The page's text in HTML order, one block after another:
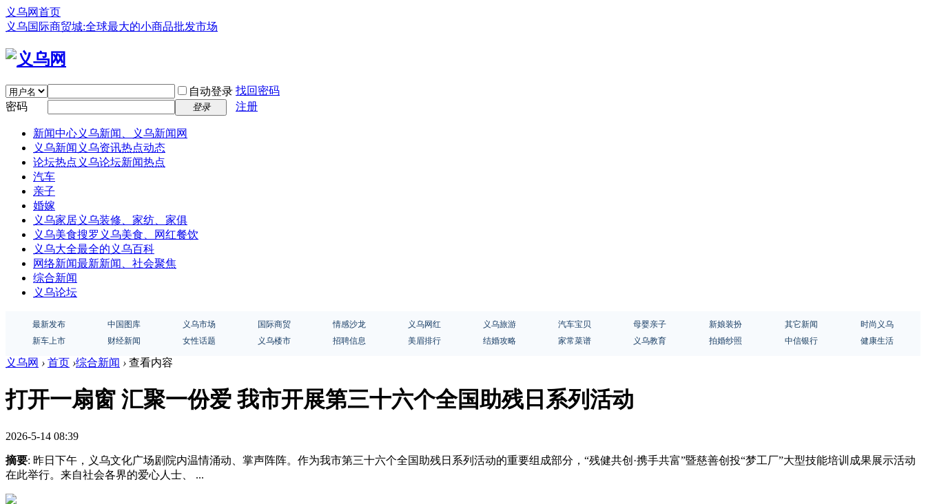
义乌网首页
义乌国际商贸城:全球最大的小商品批发市场
自动登录 找回密码
密码
登录 注册
新闻中心义乌新闻、义乌新闻网
义乌新闻 义乌资讯热点动态
论坛热点 义乌论坛新闻热点
汽车
亲子
婚嫁
义乌家居义乌装修、家纺、家俱
义乌美食搜罗义乌美食、网红餐饮
义乌大全最全的义乌百科
网络新闻最新新闻、社会聚焦
综合新闻
义乌论坛
最新发布 中国图库 义乌市场 国际商贸 情感沙龙 义乌网红 义乌旅游 汽车宝贝 母婴亲子 新娘装扮 其它新闻
时尚义乌
新车上市
财经新闻 女性话题 义乌楼市 招聘信息 美眉排行 结婚攻略 家常菜谱 义乌教育 拍婚纱照 中信银行 健康生活
义乌网 › 首页 ›综合新闻 › 查看内容
打开一扇窗 汇聚一份爱 我市开展第三十六个全国助残日系列活动
2026-5-14 08:39
摘要: 昨日下午，义乌文化广场剧院内温情涌动、掌声阵阵。作为我市第三十六个全国助残日系列活动的重要组成部分，“残健共创·携手共富”暨慈善创投“梦工厂”大型技能培训成果展示活动
在此举行。来自社会各界的爱心人士、 ...